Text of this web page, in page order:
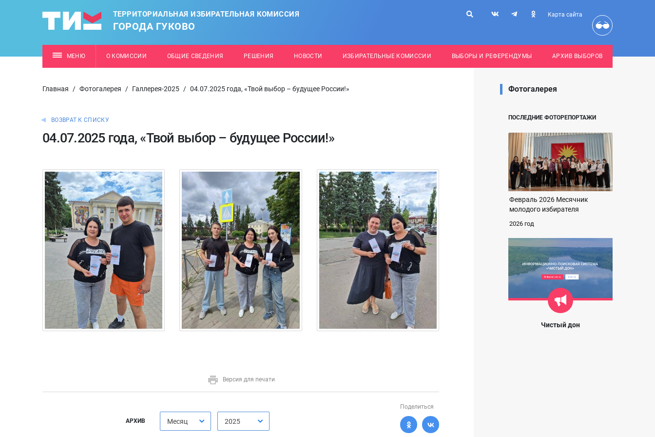
ТЕРРИТОРИАЛЬНАЯ ИЗБИРАТЕЛЬНАЯ КОМИССИЯ
ГОРОДА ГУКОВО
Карта сайта
МЕНЮ О КОМИССИИ ОБЩИЕ СВЕДЕНИЯ РЕШЕНИЯ НОВОСТИ ИЗБИРАТЕЛЬНЫЕ КОМИССИИ ВЫБОРЫ И РЕФЕРЕНДУМЫ АРХИВ ВЫБОРОВ
Главная / Фотогалерея / Галлерея-2025 / 04.07.2025 года, «Твой выбор – будущее России!»
ВОЗВРАТ К СПИСКУ
04.07.2025 года, «Твой выбор – будущее России!»
Версия для печати
АРХИВ Месяц 2025
Поделиться
Фотогалерея
ПОСЛЕДНИЕ ФОТОРЕПОРТАЖИ
Февраль 2026 Месячник
молодого избирателя
2026 год
Чистый дон